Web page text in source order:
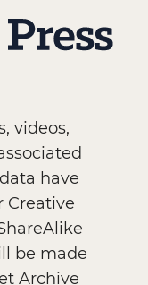
videos,
have
Creative
be made
Archive